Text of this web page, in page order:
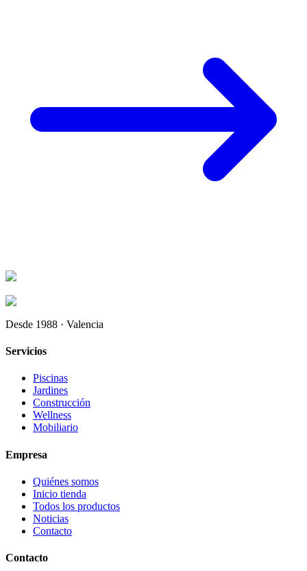
Desde 1988 · Valencia
Servicios
Piscinas
Jardines
Construcción
Wellness
Mobiliario
Empresa
Quiénes somos
Inicio tienda
Todos los productos
Noticias
Contacto
Contacto